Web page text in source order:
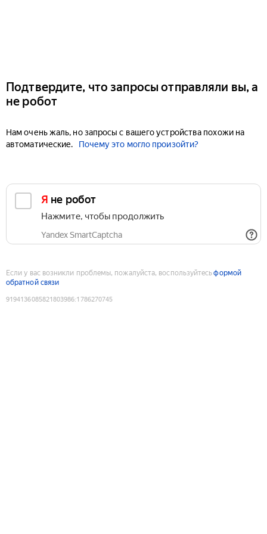
Подтвердите, что запросы отправляли вы, а
не робот
Нам очень жаль, но запросы с вашего устройства похожи на
автоматические.
Почему это могло произойти?
Я не робот
Нажмите, чтобы продолжить
Yandex SmartCaptcha
Если у вас возникли проблемы, пожалуйста, воспользуйтесьформой
обратной связи
9194136085821803986:1786270745